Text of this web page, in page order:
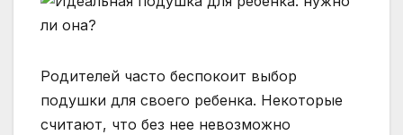
Родителей часто беспокоит выбор
подушки для своего ребенка. Некоторые
считают, что без нее невозможно